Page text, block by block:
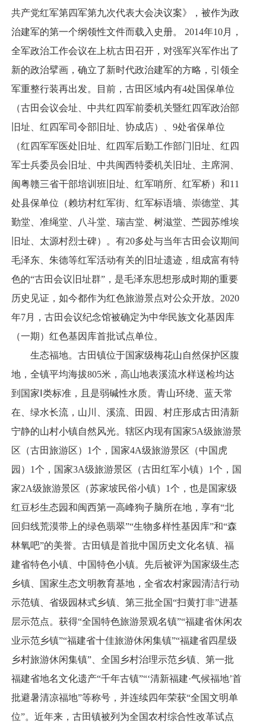
共产党红军第四军第九次代表大会决议案》，被作为政
治建军的第一个纲领性文件而载入史册。 2014年10月，
全军政治工作会议在上杭古田召开，对强军兴军作出了
新的政治擘画，确立了新时代政治建军的方略，引领全
军重整行装再出发。目前，古田区域内有4处国保单位
（古田会议会址、中共红四军前委机关暨红四军政治部
旧址、红四军司令部旧址、协成店）、9处省保单位
（红四军军医处旧址、红四军后勤工作部门旧址、红四
军士兵委员会旧址、中共闽西特委机关旧址、主席洞、
闽粤赣三省干部培训班旧址、红军哨所、红军桥）和11
处县保单位（赖坊村红军街、红军标语墙、崇德堂、其
勤堂、准绳堂、八斗堂、瑞吉堂、树滋堂、苎园苏维埃
旧址、太源村烈士碑）。有20多处与当年古田会议期间
毛泽东、朱德等红军活动有关的旧址遗迹，组成富有特
色的“古田会议旧址群”，是毛泽东思想形成时期的重要
历史见证，如今都作为红色旅游景点对公众开放。2020
年7月，古田会议纪念馆被确定为中华民族文化基因库
（一期）红色基因库首批试点单位。
生态福地。古田镇位于国家级梅花山自然保护区腹
地，全镇平均海拔805米，高山地表溪流水样送检均达
到国家Ⅰ类标准，且是弱碱性水质。青山环绕、蓝天常
在、绿水长流，山川、溪流、田园、村庄形成古田清新
宁静的山村小镇自然风光。辖区内现有国家5A级旅游景
区（古田旅游区）1个，国家4A级旅游景区（中国虎
园）1个，国家3A级旅游景区（古田红军小镇）1个，国
家2A级旅游景区（苏家坡民俗小镇）1个，也是国家级
红豆杉生态园和闽西第一高峰狗子脑所在地，享有“北
回归线荒漠带上的绿色翡翠”“生物多样性基因库”和“森
林氧吧”的美誉。古田镇是首批中国历史文化名镇、福
建省特色小镇、中国特色小镇。先后被评为国家级生态
乡镇、国家生态文明教育基地，全省农村家园清洁行动
示范镇、省级园林式乡镇、第三批全国“扫黄打非”进基
层示范点。获得“全国特色旅游景观名镇”“福建省休闲农
业示范乡镇”“福建省十佳旅游休闲集镇”“福建省四星级
乡村旅游休闲集镇”、全国乡村治理示范乡镇、第一批
福建省地名文化遗产“千年古镇”“‘清新福建·气候福地’首
批避暑清凉福地”等称号，并连续四年荣获“全国文明单
位”。近年来，古田镇被列为全国农村综合性改革试点